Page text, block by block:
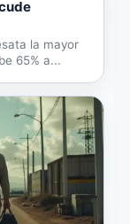
la mayor
65% a...